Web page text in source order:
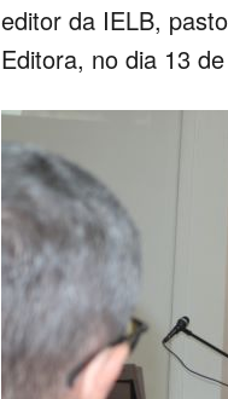
editor da IELB,
Editora, no dia 13